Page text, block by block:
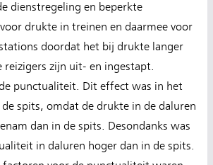
dienstregeling en beperkte
drukte in treinen en daarmee voor
doordat het bij drukte langer
reizigers zijn uit- en ingestapt.
punctualiteit. Dit effect was in het
spits, omdat de drukte in de daluren
dan in de spits. Desondanks was
in daluren hoger dan in de spits.